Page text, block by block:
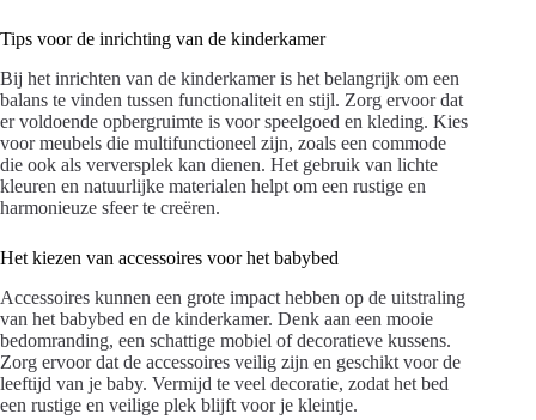
Tips voor de inrichting van de kinderkamer
Bij het inrichten van de kinderkamer is het belangrijk om een
balans te vinden tussen functionaliteit en stijl. Zorg ervoor dat
er voldoende opbergruimte is voor speelgoed en kleding. Kies
voor meubels die multifunctioneel zijn, zoals een commode
die ook als verversplek kan dienen. Het gebruik van lichte
kleuren en natuurlijke materialen helpt om een rustige en
harmonieuze sfeer te creëren.
Het kiezen van accessoires voor het babybed
Accessoires kunnen een grote impact hebben op de uitstraling
van het babybed en de kinderkamer. Denk aan een mooie
bedomranding, een schattige mobiel of decoratieve kussens.
Zorg ervoor dat de accessoires veilig zijn en geschikt voor de
leeftijd van je baby. Vermijd te veel decoratie, zodat het bed
een rustige en veilige plek blijft voor je kleintje.